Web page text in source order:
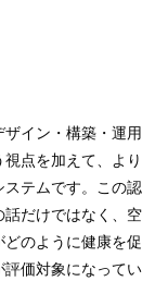
イン・構築・運用
点を加えて、より
ステムです。この認
だけではなく、空
のように健康を促
価対象になってい